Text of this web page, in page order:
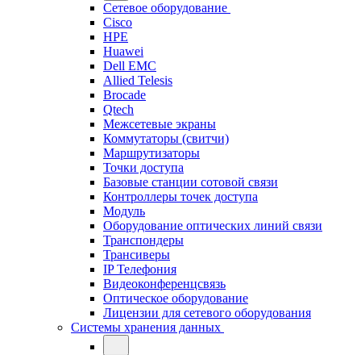
Сетевое оборудование
Cisco
HPE
Huawei
Dell EMC
Allied Telesis
Brocade
Qtech
Межсетевые экраны
Коммутаторы (свитчи)
Маршрутизаторы
Точки доступа
Базовые станции сотовой связи
Контроллеры точек доступа
Модуль
Оборудование оптических линий связи
Транспондеры
Трансиверы
IP Телефония
Видеоконференцсвязь
Оптическое оборудование
Лицензии для сетевого оборудования
Системы хранения данных